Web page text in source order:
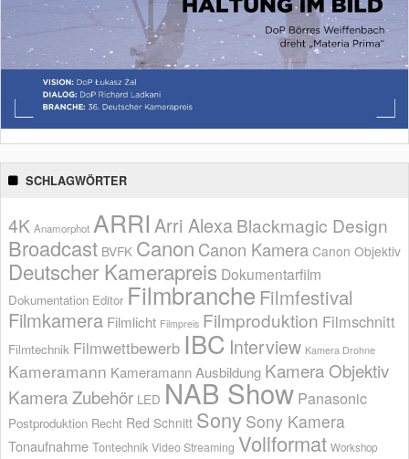
SCHLAGWÖRTER
4K Anamorphot ARRI Arri AlexaBlackmagic Design
Broadcast BVFK Canon Canon Kamera Canon Objektiv
Deutscher Kamerapreis Dokumentarfilm
Dokumentation Editor Filmbranche Filmfestival
Filmkamera Filmlicht Filmpreis Filmproduktion Filmschnitt
Filmtechnik Filmwettbewerb IBC Interview Kamera Drohne
Kameramann Kameramann Ausbildung Kamera Objektiv
Kamera Zubehör LED NAB Show Panasonic
Postproduktion Recht Red Schnitt Sony Sony Kamera
Tonaufnahme Tontechnik Video Streaming Vollformat Workshop